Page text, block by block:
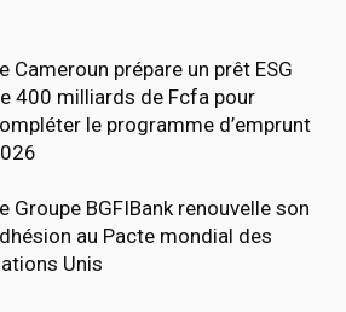
Cameroun prépare un prêt ESG
400 milliards de Fcfa pour
le programme d’emprunt
Groupe BGFIBank renouvelle son
au Pacte mondial des
Unis